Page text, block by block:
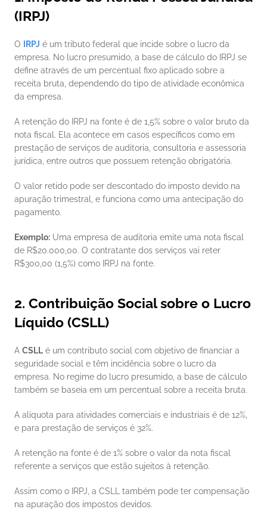
(IRPJ)
O IRPJ é um tributo federal que incide sobre o lucro da
empresa. No lucro presumido, a base de cálculo do IRPJ se
define através de um percentual fixo aplicado sobre a
receita bruta, dependendo do tipo de atividade econômica
da empresa.
A retenção do IRPJ na fonte é de 1,5% sobre o valor bruto da
nota fiscal. Ela acontece em casos específicos como em
prestação de serviços de auditoria, consultoria e assessoria
jurídica, entre outros que possuem retenção obrigatória.
O valor retido pode ser descontado do imposto devido na
apuração trimestral, e funciona como uma antecipação do
pagamento.
Exemplo: Uma empresa de auditoria emite uma nota fiscal
de R$20.000,00. O contratante dos serviços vai reter
R$300,00 (1,5%) como IRPJ na fonte.
2. Contribuição Social sobre o Lucro
Líquido (CSLL)
A CSLL é um contributo social com objetivo de financiar a
seguridade social e têm incidência sobre o lucro da
empresa. No regime do lucro presumido, a base de cálculo
também se baseia em um percentual sobre a receita bruta.
A alíquota para atividades comerciais e industriais é de 12%,
e para prestação de serviços é 32%.
A retenção na fonte é de 1% sobre o valor da nota fiscal
referente a serviços que estão sujeitos à retenção.
Assim como o IRPJ, a CSLL também pode ter compensação
na apuração dos impostos devidos.